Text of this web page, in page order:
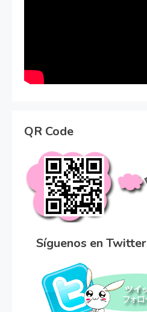
QR Code
Síguenos en Twitter